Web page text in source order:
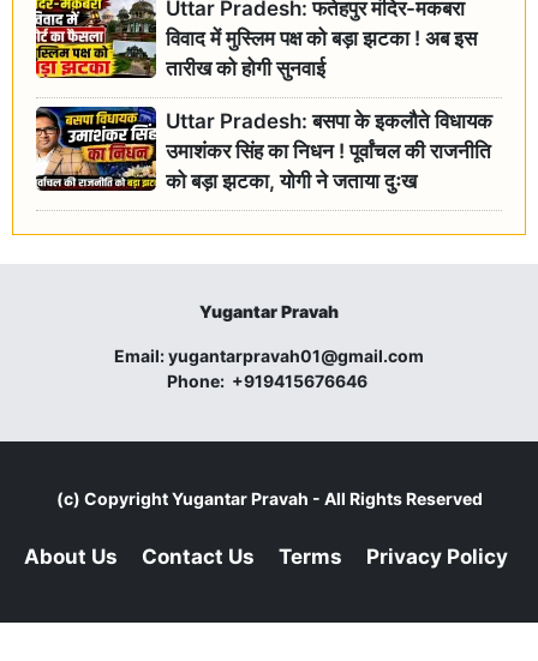
Uttar Pradesh: फतेहपुर मंदिर-मकबरा
विवाद में मुस्लिम पक्ष को बड़ा झटका ! अब इस
तारीख को होगी सुनवाई
Uttar Pradesh: बसपा के इकलौते विधायक
उमाशंकर सिंह का निधन ! पूर्वांचल की राजनीति
को बड़ा झटका, योगी ने जताया दुःख
Yugantar Pravah
Email:yugantarpravah01@gmail.com
Phone: +919415676646
(c) CopyrightYugantar Pravah - All Rights Reserved
About Us Contact Us Terms Privacy Policy